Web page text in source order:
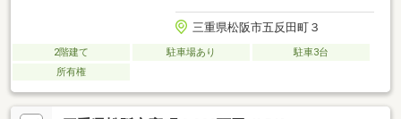
三重県松阪市五反田町３
2階建て 駐車場あり
駐車3台
所有権